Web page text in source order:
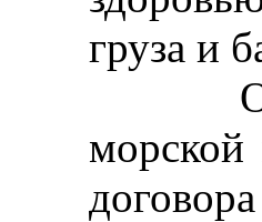
груза и
морской